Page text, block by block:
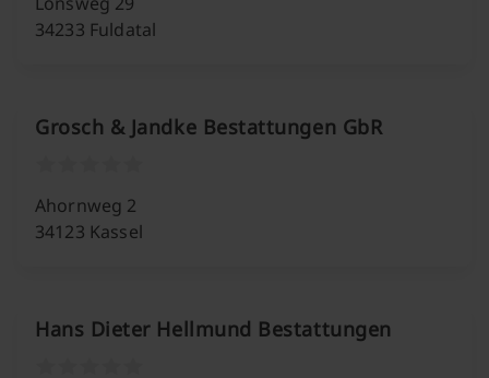
34233 Fuldatal
Grosch & Jandke Bestattungen GbR
Ahornweg 2
34123 Kassel
Hans Dieter Hellmund Bestattungen